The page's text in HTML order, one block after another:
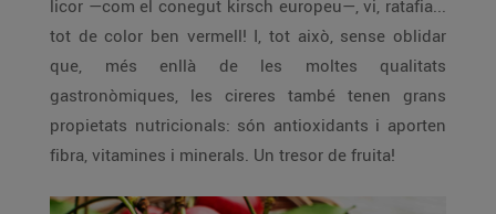
licor —com el conegut kirsch europeu—, vi, ratafia...
tot de color ben vermell! I, tot això, sense oblidar
que, més enllà de les moltes qualitats
gastronòmiques, les cireres també tenen grans
propietats nutricionals: són antioxidants i aporten
fibra, vitamines i minerals. Un tresor de fruita!